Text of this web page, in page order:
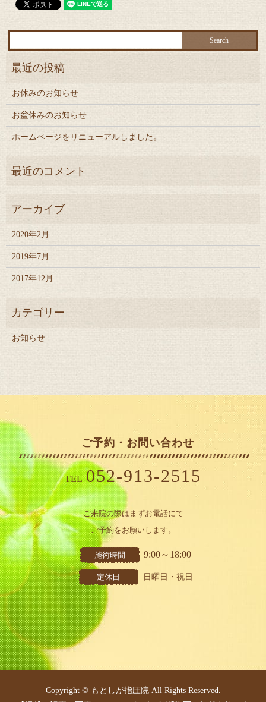
お休みのお知らせ
お盆休みのお知らせ
ホームページをリニューアルしました。
2020年2月
2019年7月
2017年12月
お知らせ
ご予約・お問い合わせ
TEL 052-913-2515
ご来院の際はまずお電話にて
ご予約をお願いします。
施術時間 9:00～18:00
定休日 日曜日・祝日
Copyright © もとしが指圧院 All Rights Reserved.